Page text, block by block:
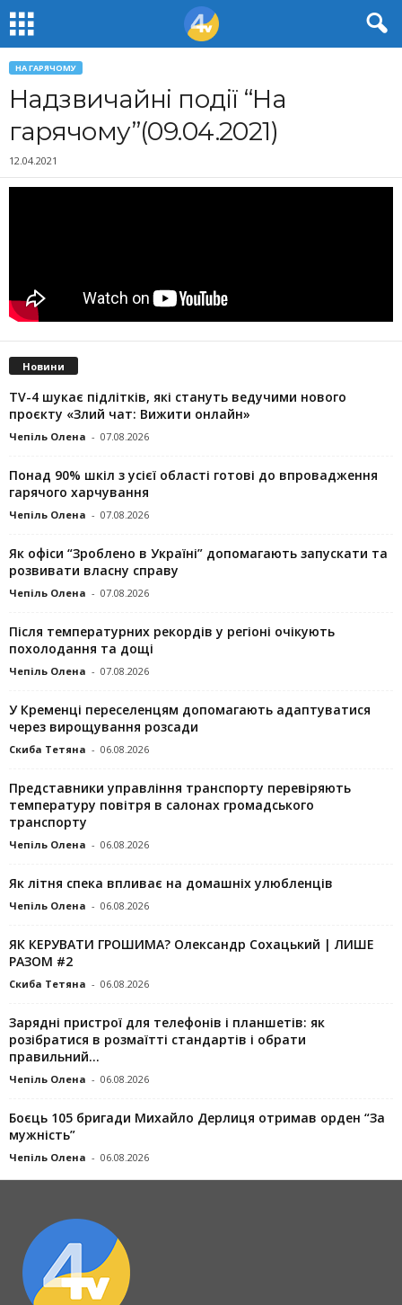
НА ГАРЯЧОМУ
Надзвичайні події “На
гарячому”(09.04.2021)
12.04.2021
Новини
TV-4 шукає підлітків, які стануть ведучими нового
проєкту «Злий чат: Вижити онлайн»
Чепіль Олена - 07.08.2026
Понад 90% шкіл з усієї області готові до впровадження
гарячого харчування
Чепіль Олена - 07.08.2026
Як офіси “Зроблено в Україні” допомагають запускaти та
розвивати власну справу
Чепіль Олена - 07.08.2026
Після температурних рекордів у регіоні очікують
похолодання та дощі
Чепіль Олена - 07.08.2026
У Кременці переселенцям допомагають адаптуватися
через вирощування розсади
Скиба Тетяна - 06.08.2026
Представники управління транспорту перевіряють
температуру повітря в салонах громадського
транспорту
Чепіль Олена - 06.08.2026
Як літня спека впливає на домашніх улюбленців
Чепіль Олена - 06.08.2026
ЯК КЕРУВАТИ ГРОШИМА? Олександр Сохацький | ЛИШЕ
РАЗОМ #2
Скиба Тетяна - 06.08.2026
Зарядні пристрої для телефонів і планшетів: як
розібратися в розмаїтті стандартів і обрати
правильний...
Чепіль Олена - 06.08.2026
Боєць 105 бригади Михайло Дерлиця отримав орден “За
мужність”
Чепіль Олена - 06.08.2026